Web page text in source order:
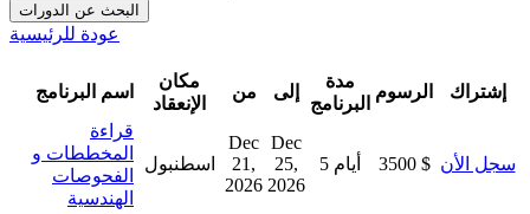
عودة للرئيسية
اسم البرنامج
مكان
الإنعقاد
من إلى
مدة
البرنامج
الرسوم
إشتراك
قراءة
المخططات و
الفحوصات
الهندسية
اسطنبول
Dec
21,
2026
Dec
25,
2026
5 أيام 3500 $ سجل الأن